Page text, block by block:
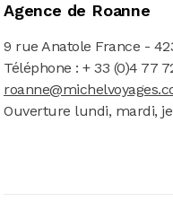
Agence de Roanne
9 rue Anatole France -
Téléphone : + 33 (0)4 77
Ouverture lundi, mardi,